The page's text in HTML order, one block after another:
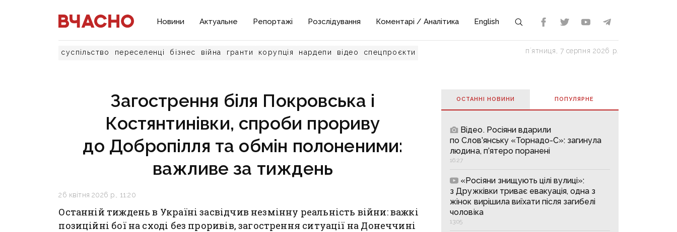
Новини Актуальне Репортажі Розслідування Коментарі / Аналітика English
суспільство переселенці бізнес війна гранти корупція нардепи відео спецпроєкти пʼятниця, 7 серпня 2026 р.
Загострення біля Покровська і
Костянтинівки, спроби прориву
до Добропілля та обмін полоненими:
важливе за тиждень
26 квітня 2026 р., 11:20
Останній тиждень в Україні засвідчив незмінну реальність війни: важкі
позиційні бої на сході без проривів, загострення ситуації на Донеччині
ОСТАННІ НОВИНИ ПОПУЛЯРНE
Відео. Росіяни вдарили
по Слов’янську «Торнадо-С»: загинула
людина, п’ятеро поранені
16:27
«Росіяни знищують цілі вулиці»:
з Дружківки триває евакуація, одна з
жінок вирішила виїхати після загибелі
чоловіка
13:05